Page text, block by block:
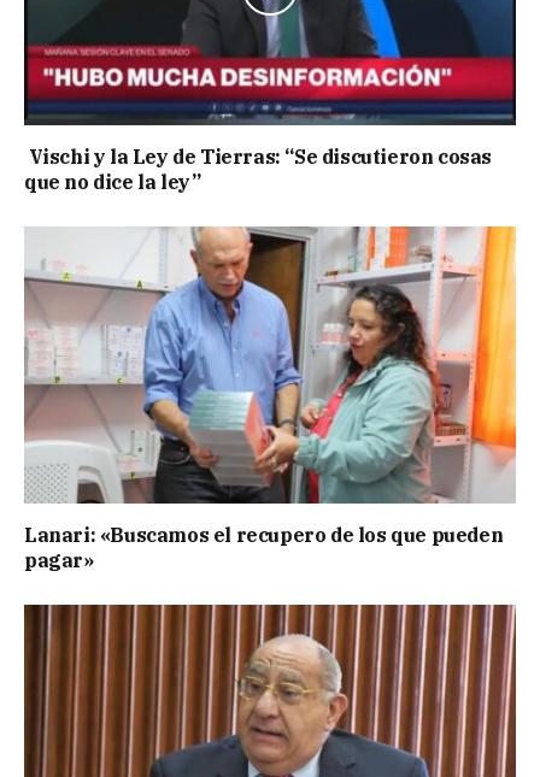
Vischi y la Ley de Tierras: “Se discutieron cosas
que no dice la ley”
Lanari: «Buscamos el recupero de los que pueden
pagar»